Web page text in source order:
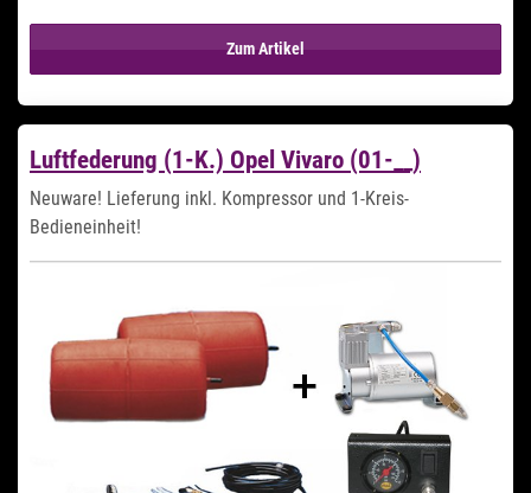
Zum Artikel
Luftfederung (1-K.) Opel Vivaro (01-__)
Neuware! Lieferung inkl. Kompressor und 1-Kreis-
Bedieneinheit!